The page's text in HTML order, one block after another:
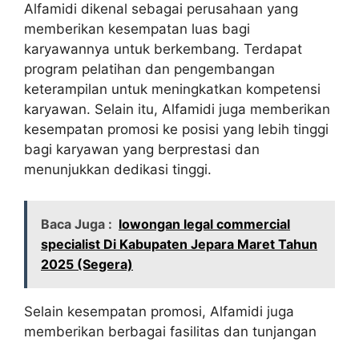
Alfamidi dikenal sebagai perusahaan yang
memberikan kesempatan luas bagi
karyawannya untuk berkembang. Terdapat
program pelatihan dan pengembangan
keterampilan untuk meningkatkan kompetensi
karyawan. Selain itu, Alfamidi juga memberikan
kesempatan promosi ke posisi yang lebih tinggi
bagi karyawan yang berprestasi dan
menunjukkan dedikasi tinggi.
Baca Juga : lowongan legal commercial
specialist Di Kabupaten Jepara Maret Tahun
2025 (Segera)
Selain kesempatan promosi, Alfamidi juga
memberikan berbagai fasilitas dan tunjangan